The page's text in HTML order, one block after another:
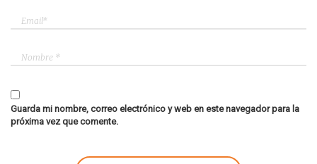
Guarda mi nombre, correo electrónico y web en este navegador para la
próxima vez que comente.